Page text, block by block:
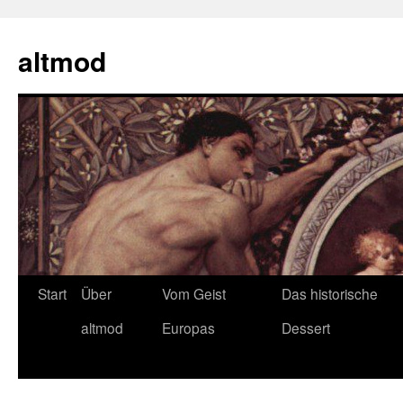
springen
altmod
Start
Über
altmod
Vom Geist
Europas
Das historische
Dessert